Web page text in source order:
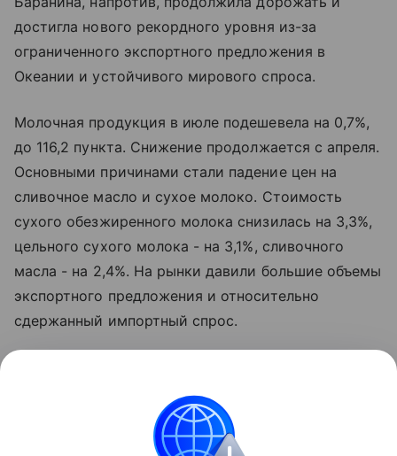
достигла нового рекордного уровня из-за
ограниченного экспортного предложения в
Океании и устойчивого мирового спроса.
Молочная продукция в июле подешевела на 0,7%,
до 116,2 пункта. Снижение продолжается с апреля.
Основными причинами стали падение цен на
сливочное масло и сухое молоко. Стоимость
сухого обезжиренного молока снизилась на 3,3%,
цельного сухого молока - на 3,1%, сливочного
масла - на 2,4%. На рынки давили большие объемы
экспортного предложения и относительно
сдержанный импортный спрос.
июля 2025 года вырос, прибавив 1,7%. В
Евросоюзе сезонное сокращение производства
молока привело к росту котировок, который